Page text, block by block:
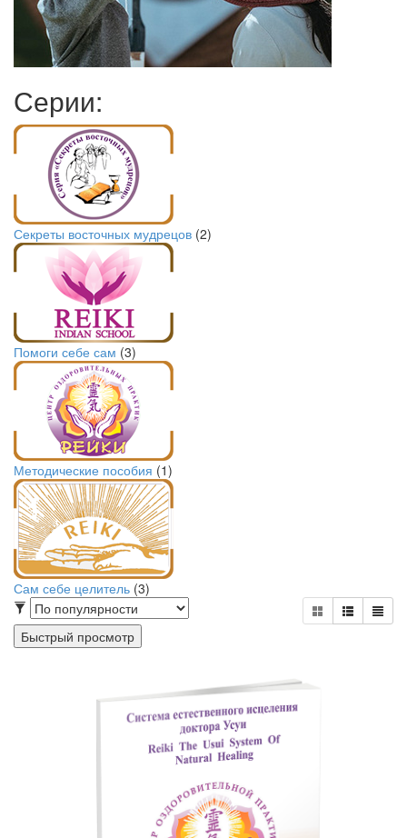
Серии:
Секреты восточных мудрецов (2)
Помоги себе сам (3)
Методические пособия (1)
Сам себе целитель (3)
Быстрый просмотр